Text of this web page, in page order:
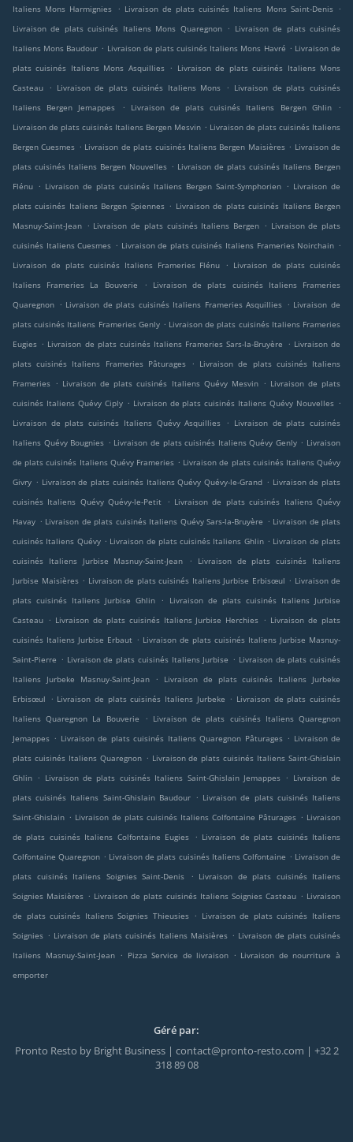
Italiens Mons Harmignies
. Livraison de plats cuisinés Italiens Mons Saint-Denis .
Livraison de plats cuisinés Italiens Mons Quaregnon . Livraison de plats cuisinés
Italiens Mons Baudour . Livraison de plats cuisinés Italiens Mons Havré . Livraison de
plats cuisinés Italiens Mons Asquillies . Livraison de plats cuisinés Italiens Mons
Casteau
. Livraison de plats cuisinés Italiens Mons . Livraison de plats cuisinés
Italiens Bergen Jemappes
. Livraison de plats cuisinés Italiens Bergen Ghlin
.
Livraison de plats cuisinés Italiens Bergen Mesvin . Livraison de plats cuisinés Italiens
Bergen Cuesmes . Livraison de plats cuisinés Italiens Bergen Maisières . Livraison de
plats cuisinés Italiens Bergen Nouvelles . Livraison de plats cuisinés Italiens Bergen
Flénu . Livraison de plats cuisinés Italiens Bergen Saint-Symphorien . Livraison de
plats cuisinés Italiens Bergen Spiennes . Livraison de plats cuisinés Italiens Bergen
Masnuy-Saint-Jean . Livraison de plats cuisinés Italiens Bergen . Livraison de plats
cuisinés Italiens Cuesmes . Livraison de plats cuisinés Italiens Frameries Noirchain .
Livraison de plats cuisinés Italiens Frameries Flénu
. Livraison de plats cuisinés
Italiens Frameries La Bouverie
.
Livraison de plats cuisinés Italiens Frameries
Quaregnon . Livraison de plats cuisinés Italiens Frameries Asquillies . Livraison de
plats cuisinés Italiens Frameries Genly . Livraison de plats cuisinés Italiens Frameries
Eugies . Livraison de plats cuisinés Italiens Frameries Sars-la-Bruyère . Livraison de
plats cuisinés Italiens Frameries Pâturages
. Livraison de plats cuisinés Italiens
Frameries . Livraison de plats cuisinés Italiens Quévy Mesvin . Livraison de plats
cuisinés Italiens Quévy Ciply . Livraison de plats cuisinés Italiens Quévy Nouvelles .
Livraison de plats cuisinés Italiens Quévy Asquillies
. Livraison de plats cuisinés
Italiens Quévy Bougnies . Livraison de plats cuisinés Italiens Quévy Genly . Livraison
de plats cuisinés Italiens Quévy Frameries . Livraison de plats cuisinés Italiens Quévy
Givry . Livraison de plats cuisinés Italiens Quévy Quévy-le-Grand . Livraison de plats
cuisinés Italiens Quévy Quévy-le-Petit
. Livraison de plats cuisinés Italiens Quévy
Havay . Livraison de plats cuisinés Italiens Quévy Sars-la-Bruyère . Livraison de plats
cuisinés Italiens Quévy . Livraison de plats cuisinés Italiens Ghlin . Livraison de plats
cuisinés Italiens Jurbise Masnuy-Saint-Jean
.
Livraison de plats cuisinés Italiens
Jurbise Maisières . Livraison de plats cuisinés Italiens Jurbise Erbisœul . Livraison de
plats cuisinés Italiens Jurbise Ghlin
.
Livraison de plats cuisinés Italiens Jurbise
Casteau . Livraison de plats cuisinés Italiens Jurbise Herchies . Livraison de plats
cuisinés Italiens Jurbise Erbaut . Livraison de plats cuisinés Italiens Jurbise Masnuy-
Saint-Pierre . Livraison de plats cuisinés Italiens Jurbise . Livraison de plats cuisinés
Italiens Jurbeke Masnuy-Saint-Jean
.
Livraison de plats cuisinés Italiens Jurbeke
Erbisœul
. Livraison de plats cuisinés Italiens Jurbeke . Livraison de plats cuisinés
Italiens Quaregnon La Bouverie
. Livraison de plats cuisinés Italiens Quaregnon
Jemappes . Livraison de plats cuisinés Italiens Quaregnon Pâturages . Livraison de
plats cuisinés Italiens Quaregnon . Livraison de plats cuisinés Italiens Saint-Ghislain
Ghlin . Livraison de plats cuisinés Italiens Saint-Ghislain Jemappes . Livraison de
plats cuisinés Italiens Saint-Ghislain Baudour . Livraison de plats cuisinés Italiens
Saint-Ghislain . Livraison de plats cuisinés Italiens Colfontaine Pâturages . Livraison
de plats cuisinés Italiens Colfontaine Eugies
. Livraison de plats cuisinés Italiens
Colfontaine Quaregnon . Livraison de plats cuisinés Italiens Colfontaine . Livraison de
plats cuisinés Italiens Soignies Saint-Denis
. Livraison de plats cuisinés Italiens
Soignies Maisières . Livraison de plats cuisinés Italiens Soignies Casteau . Livraison
de plats cuisinés Italiens Soignies Thieusies . Livraison de plats cuisinés Italiens
Soignies . Livraison de plats cuisinés Italiens Maisières . Livraison de plats cuisinés
Italiens Masnuy-Saint-Jean
. Pizza Service de livraison . Livraison de nourriture à
emporter
Géré par:
Pronto Resto by Bright Business | contact@pronto-resto.com | +32 2
318 89 08